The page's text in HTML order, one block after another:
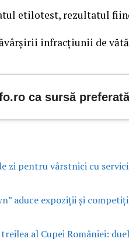
etilotest, rezultatul
infracțiunii de
ca sursă
zi pentru vârstnici cu
aduce expoziții și
al Cupei României: